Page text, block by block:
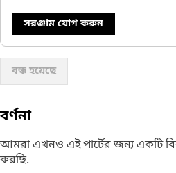
সরঞ্জাম যোগ করুন
বন্ধ হয়েছে
বর্ণনা
আমরা এখনও এই পার্টের জন্য একটি
করছি.